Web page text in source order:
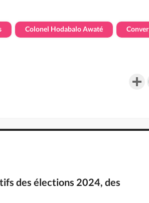
Colonel Hodabalo Awaté
des élections 2024, des